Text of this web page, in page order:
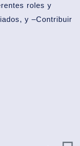
roles y
y –Contribuir